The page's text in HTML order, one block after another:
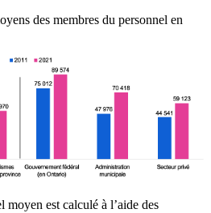
des membres du personnel en
moyen est calculé à l’aide des